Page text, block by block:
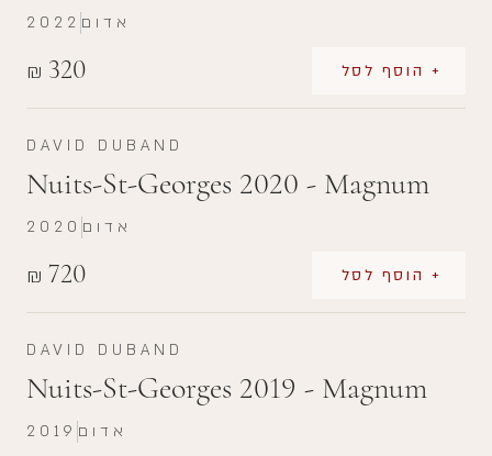
₪ 320 + הוסף לסל
2022 אדום
DAVID DUBAND
Nuits-St-Georges 2020 - Magnum
₪ 720 + הוסף לסל
2020 אדום
DAVID DUBAND
Nuits-St-Georges 2019 - Magnum
2019 אדום